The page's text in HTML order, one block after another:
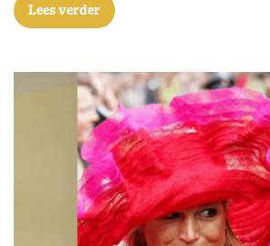
Lees verder